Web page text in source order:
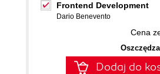
Frontend Development
Dario Benevento
Cena
Dodaj do